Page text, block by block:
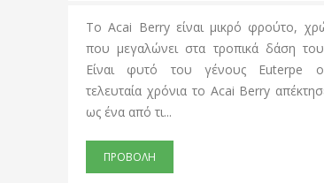
Berry είναι μικρό φρούτο, χρώματος μωβ,
στα τροπικά δάση του Αμαζονίου.
φυτό του γένους Euterpe oleracea. Τα
χρόνια το Acai Berry απέκτησε δημοφιλία